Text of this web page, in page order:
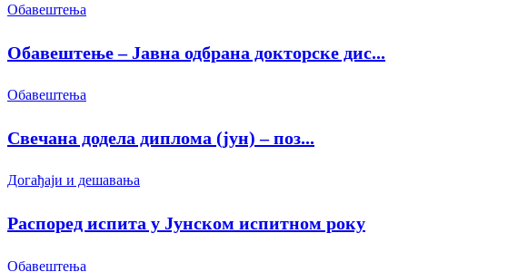
Обавештења
Обавештење – Јавна одбрана докторске дис...
Обавештења
Свечана додела диплома (јун) – поз...
Догађаји и дешавања
Распоред испита у Јунском испитном року
Обавештења